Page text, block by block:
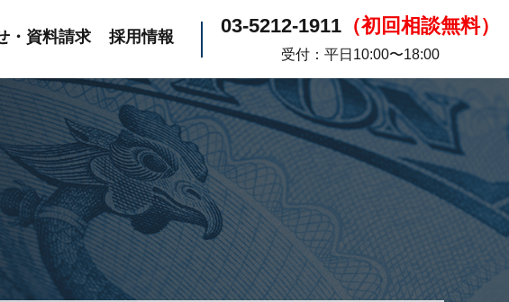
・資料請求 採用情報 03-5212-1911 （初回相談無料）
受付：平日10:00〜18:00